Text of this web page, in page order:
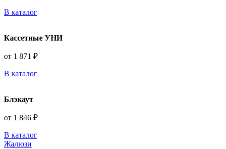
В каталог
Кассетные УНИ
от 1 871 ₽
В каталог
Блэкаут
от 1 846 ₽
В каталог
Жалюзи